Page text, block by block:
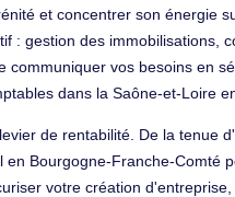
et concentrer son énergie
: gestion des
vos besoins en
dans la Saône-et-Loire
de rentabilité. De la tenue
Bourgogne-Franche-
votre création